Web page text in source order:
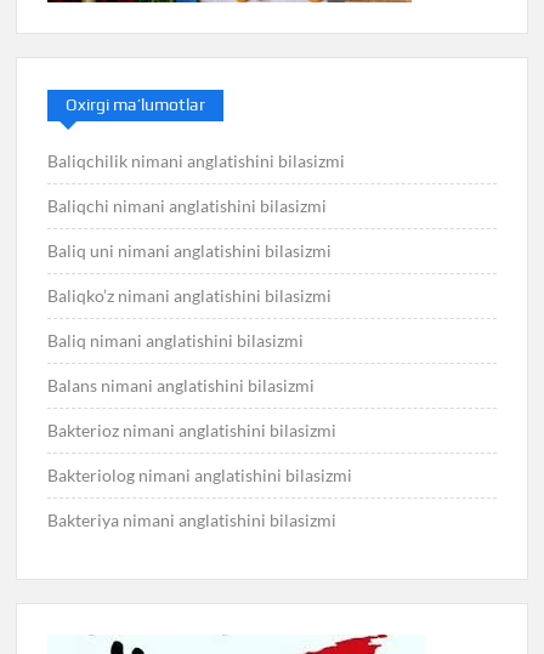
Oxirgi ma’lumotlar
Baliqchilik nimani anglatishini bilasizmi
Baliqchi nimani anglatishini bilasizmi
Baliq uni nimani anglatishini bilasizmi
Baliqko’z nimani anglatishini bilasizmi
Baliq nimani anglatishini bilasizmi
Balans nimani anglatishini bilasizmi
Bakterioz nimani anglatishini bilasizmi
Bakteriolog nimani anglatishini bilasizmi
Bakteriya nimani anglatishini bilasizmi